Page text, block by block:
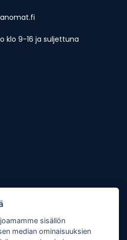
klo 9-16 ja suljettuna
sisällön
median ominaisuuksien